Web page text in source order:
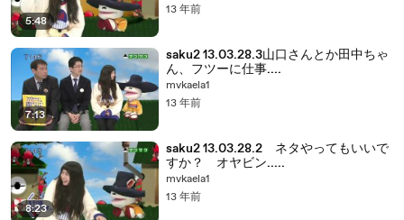
5:48
13 年前
7:13
saku2 13.03.28.3山口さんとか田中ちゃ
ん、フツーに仕事....
mvkaela1
13 年前
8:23
saku2 13.03.28.2 ネタやってもいいで
すか？ オヤビン.....
mvkaela1
13 年前